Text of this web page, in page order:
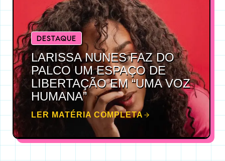
DESTAQUE
LARISSA NUNES FAZ DO
PALCO UM ESPAÇO DE
LIBERTAÇÃO EM “UMA VOZ
HUMANA”
LER MATÉRIA COMPLETA